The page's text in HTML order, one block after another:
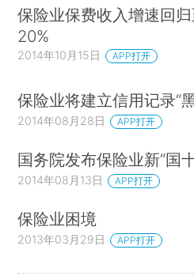
保险业保费收入增速回
20%
2014年10月15日 APP打开
保险业将建立信用记录“
2014年08月28日 APP打开
国务院发布保险业新“国
2014年08月13日 APP打开
保险业困境
2013年03月29日 APP打开